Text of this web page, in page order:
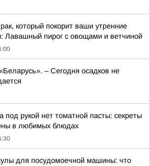
который покорит ваши утренние
Лавашный пирог с овощами и ветчиной
– Сегодня осадков не
под рукой нет томатной пасты: секреты
в любимых блюдах
для посудомоечной машины: что